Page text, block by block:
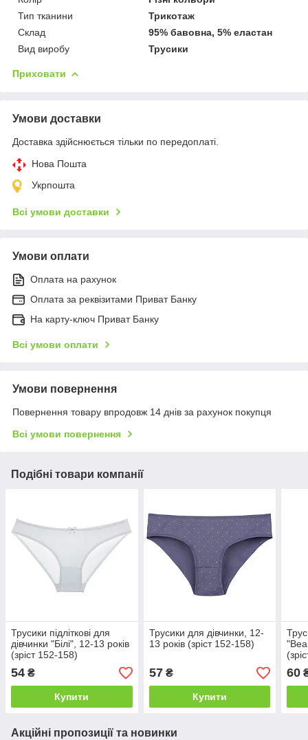
Тип тканини
Трикотаж
Склад
95% бавовна, 5% еластан
Вид виробу
Трусики
Приховати
Умови доставки
Доставка здійснюється тільки по передоплаті.
Нова Пошта
Укрпошта
Всі умови доставки
Умови оплати
Оплата на рахунок
Оплата за реквізитами Приват Банку
На карту-ключ Приват Банку
Всі умови оплати
Умови повернення
Повернення товару впродовж 14 днів за рахунок покупця
Всі умови повернення
Подібні товари компанії
Трусики підліткові для
дівчинки "Білі", 12-13 років
(зріст 152-158)
54 ₴
Купити
Трусики для дівчинки, 12-
13 років (зріст 152-158)
57₴
Купити
60
Акційні пропозиції та новинки